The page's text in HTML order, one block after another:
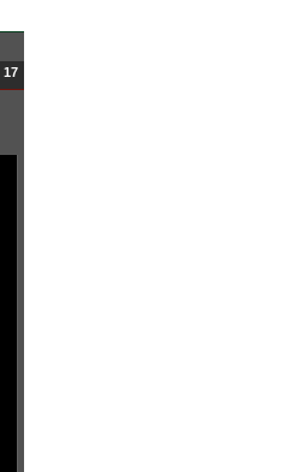
17